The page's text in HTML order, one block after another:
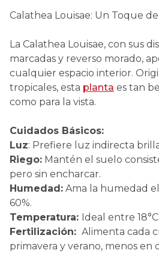
Calathea Louisae: Un Toque
La Calathea Louisae, con sus
marcadas y reverso morado,
cualquier espacio interior.
tropicales, esta planta es tan
como para la vista.
Cuidados Básicos:
Luz: Prefiere luz indirecta
Riego: Mantén el suelo
pero sin encharcar.
Humedad: Ama la humedad
60%.
Temperatura: Ideal entre 18°C
Fertilización: Alimenta cada
primavera y verano, menos en